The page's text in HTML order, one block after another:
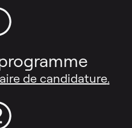
de candidature.